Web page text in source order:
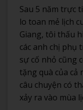
Sau 5 năm trực
lo toan mẻ lịch
Giang, tôi thấu
các anh chị phụ
sự cố nhỏ cũng
tặng quà của cả
câu chuyện có
xảy ra vào mùa